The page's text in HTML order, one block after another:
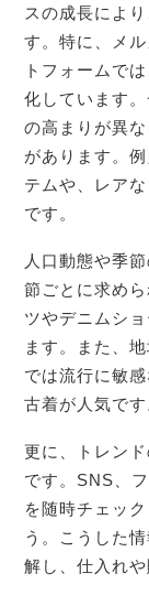
スの成長によ
す。特に、メ
トフォームで
化しています
の高まりが異
があります。
テムや、レア
です。
人口動態や季
節ごとに求め
ツやデニムシ
ます。また、
では流行に敏
古着が人気です
更に、トレン
です。SNS、
を随時チェッ
う。こうした
解し、仕入れ